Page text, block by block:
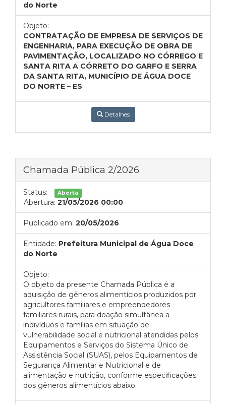
do Norte
Objeto:
CONTRATAÇÃO DE EMPRESA DE SERVIÇOS DE
ENGENHARIA, PARA EXECUÇÃO DE OBRA DE
PAVIMENTAÇÃO, LOCALIZADO NO CÓRREGO E
SANTA RITA A CÓRRETO DO GARFO E SERRA
DA SANTA RITA, MUNICÍPIO DE ÁGUA DOCE
DO NORTE – ES
Detalhes
Chamada Pública 2/2026
Status: Aberta
Abertura: 21/05/2026 00:00
Publicado em: 20/05/2026
Entidade: Prefeitura Municipal de Água Doce
do Norte
Objeto:
O objeto da presente Chamada Pública é a
aquisição de gêneros alimentícios produzidos por
agricultores familiares e empreendedores
familiares rurais, para doação simultânea a
indivíduos e famílias em situação de
vulnerabilidade social e nutricional atendidas pelos
Equipamentos e Serviços do Sistema Único de
Assistência Social (SUAS), pelos Equipamentos de
Segurança Alimentar e Nutricional e de
alimentação e nutrição, conforme especificações
dos gêneros alimentícios abaixo.